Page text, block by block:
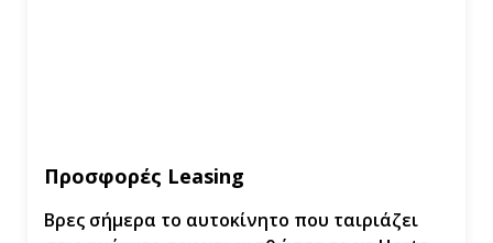
Προσφορές Leasing
Βρες σήμερα το αυτοκίνητο που ταιριάζει